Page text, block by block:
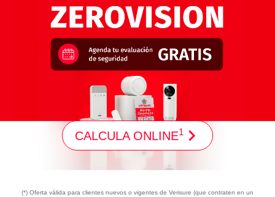
CALCULA ONLINE1
(*) Oferta válida para clientes nuevos o vigentes de Verisure (que contraten en un